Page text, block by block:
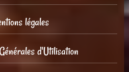
légales
d'Utilisation